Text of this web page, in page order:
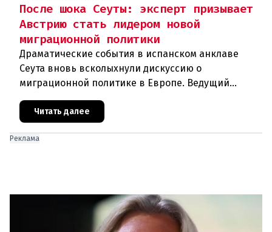
После шока Сеуты: эксперт призывает
Австрию стать лидером новой
миграционной политики
Драматические события в испанском анклаве
Сеута вновь всколыхнули дискуссию о
миграционной политике в Европе. Ведущий
архитекторов соглашения ЕС-Турция 2016
Читать далее
Реклама